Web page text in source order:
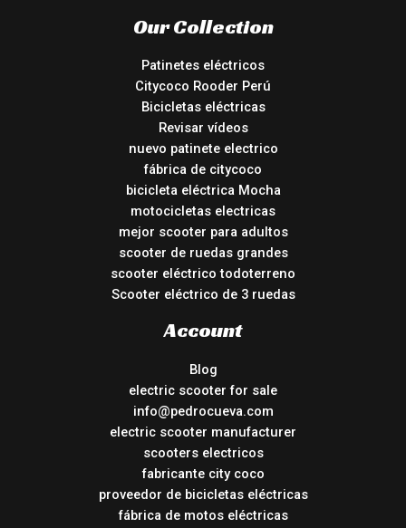
Our Collection
Patinetes eléctricos
Citycoco Rooder Perú
Bicicletas eléctricas
Revisar vídeos
nuevo patinete electrico
fábrica de citycoco
bicicleta eléctrica Mocha
motocicletas electricas
mejor scooter para adultos
scooter de ruedas grandes
scooter eléctrico todoterreno
Scooter eléctrico de 3 ruedas
Account
Blog
electric scooter for sale
info@pedrocueva.com
electric scooter manufacturer
scooters electricos
fabricante city coco
proveedor de bicicletas eléctricas
fábrica de motos eléctricas